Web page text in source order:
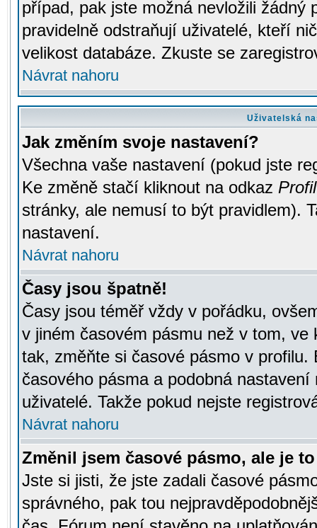
případ, pak jste možná nevložili žádný
pravidelně odstraňují uživatelé, kteří
velikost databáze. Zkuste se
Návrat nahoru
Uživatelská
Jak změním svoje nastavení?
Všechna vaše nastavení (pokud jste
Ke změně stačí kliknout na odkaz Profil
stránky, ale nemusí to být pravidlem).
nastavení.
Návrat nahoru
Časy jsou špatně!
Časy jsou téměř vždy v pořádku,
v jiném časovém pásmu než v tom,
tak, změňte si časové pásmo v
časového pásma a podobná
uživatelé. Takže pokud nejste
Návrat nahoru
Změnil jsem časové pásmo, ale je
Jste si jisti, že jste zadali časové
správného, pak tou